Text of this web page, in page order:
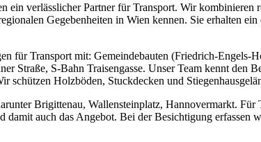
ein verlässlicher Partner für Transport. Wir
Gegebenheiten in Wien kennen. Sie erhalten
für Transport mit: Gemeindebauten (Friedrich-
Straße, S-Bahn Traisengasse. Unser Team kennt
Holzböden, Stuckdecken und
Brigittenau, Wallensteinplatz, Hannovermarkt.
auch das Angebot. Bei der Besichtigung erfassen